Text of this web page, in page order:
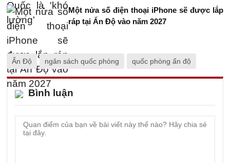
Một nửa số điện thoại iPhone sẽ được lắp
ráp tại Ấn Độ vào năm 2027
Ấn Độ ngân sách quốc phòng quốc phòng ấn độ
Bình luận